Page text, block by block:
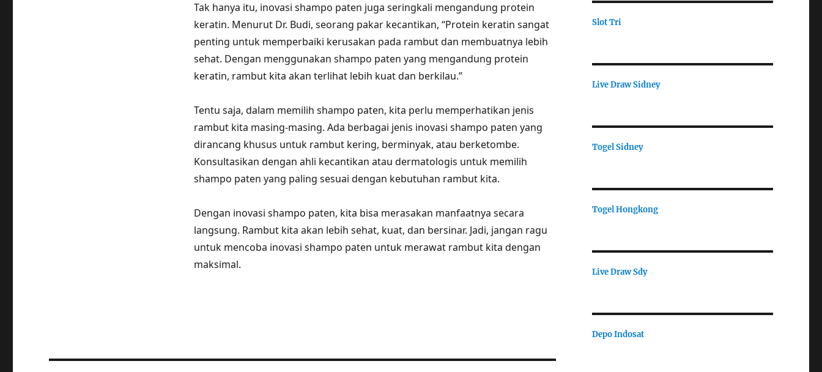
Tak hanya itu, inovasi shampo paten juga seringkali mengandung protein
keratin. Menurut Dr. Budi, seorang pakar kecantikan, “Protein keratin sangat
penting untuk memperbaiki kerusakan pada rambut dan membuatnya lebih
sehat. Dengan menggunakan shampo paten yang mengandung protein
keratin, rambut kita akan terlihat lebih kuat dan berkilau.”
Tentu saja, dalam memilih shampo paten, kita perlu memperhatikan jenis
rambut kita masing-masing. Ada berbagai jenis inovasi shampo paten yang
dirancang khusus untuk rambut kering, berminyak, atau berketombe.
Konsultasikan dengan ahli kecantikan atau dermatologis untuk memilih
shampo paten yang paling sesuai dengan kebutuhan rambut kita.
Dengan inovasi shampo paten, kita bisa merasakan manfaatnya secara
langsung. Rambut kita akan lebih sehat, kuat, dan bersinar. Jadi, jangan ragu
untuk mencoba inovasi shampo paten untuk merawat rambut kita dengan
maksimal.
Slot Tri
Live Draw Sidney
Togel Sidney
Togel Hongkong
Live Draw Sdy
Depo Indosat